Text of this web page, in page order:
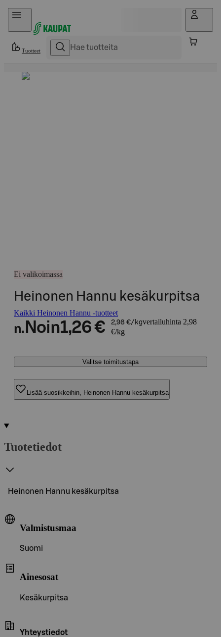
Hyppää sisältöön
Tuotteet
Ei valikoimassa
Heinonen Hannu kesäkurpitsa
Kaikki Heinonen Hannu -tuotteet
n. Noin1,26 € 2,98 €/kgvertailuhinta 2,98
€/kg
Valitse toimitustapa
Lisää suosikkeihin, Heinonen Hannu kesäkurpitsa
Tuotetiedot
Heinonen Hannu kesäkurpitsa
Valmistusmaa
Suomi
Ainesosat
Kesäkurpitsa
Yhteystiedot